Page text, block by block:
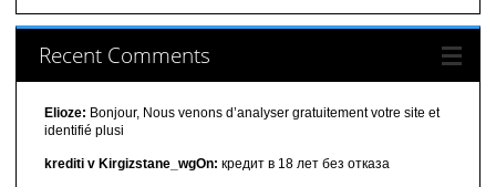
Recent Comments
Elioze: Bonjour, Nous venons d’analyser gratuitement votre site et
identifié plusi
krediti v Kirgizstane_wgOn: кредит в 18 лет без отказа